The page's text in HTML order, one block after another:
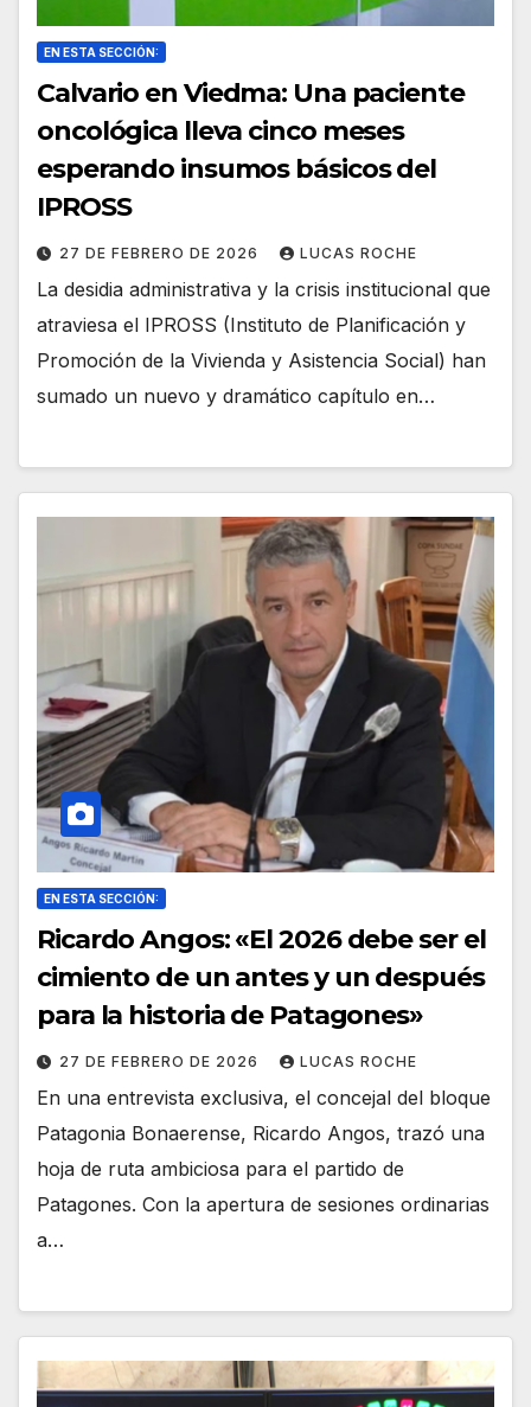
EN ESTA SECCIÓN:
Calvario en Viedma: Una paciente
oncológica lleva cinco meses
esperando insumos básicos del
IPROSS
27 DE FEBRERO DE 2026 LUCAS ROCHE
La desidia administrativa y la crisis institucional que
atraviesa el IPROSS (Instituto de Planificación y
Promoción de la Vivienda y Asistencia Social) han
sumado un nuevo y dramático capítulo en…
EN ESTA SECCIÓN:
Ricardo Angos: «El 2026 debe ser el
cimiento de un antes y un después
para la historia de Patagones»
27 DE FEBRERO DE 2026 LUCAS ROCHE
En una entrevista exclusiva, el concejal del bloque
Patagonia Bonaerense, Ricardo Angos, trazó una
hoja de ruta ambiciosa para el partido de
Patagones. Con la apertura de sesiones ordinarias
a…